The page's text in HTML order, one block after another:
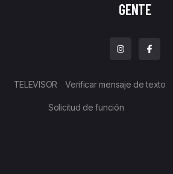
GENTE
TELEVISOR Verificar mensaje de texto
Solicitud de función